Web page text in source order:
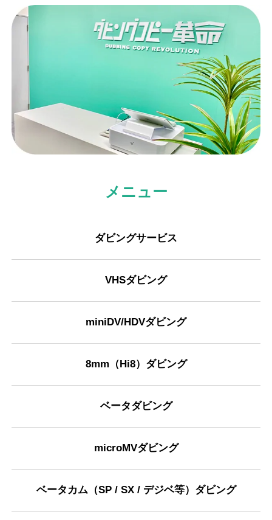
メニュー
ダビングサービス
VHSダビング
miniDV/HDVダビング
8mm（Hi8）ダビング
ベータダビング
microMVダビング
ベータカム（SP / SX / デジベ等）ダビング